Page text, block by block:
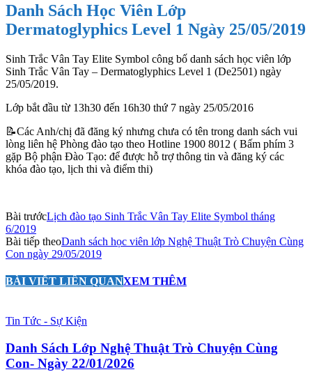
Danh Sách Học Viên Lớp
Dermatoglyphics Level 1 Ngày 25/05/2019
Sinh Trắc Vân Tay Elite Symbol công bố danh sách học viên lớp
Sinh Trắc Vân Tay – Dermatoglyphics Level 1 (De2501) ngày
25/05/2019.
Lớp bắt đầu từ 13h30 đến 16h30 thứ 7 ngày 25/05/2016
📝Các Anh/chị đã đăng ký nhưng chưa có tên trong danh sách vui
lòng liên hệ Phòng đào tạo theo Hotline 1900 8012 ( Bấm phím 3
gặp Bộ phận Đào Tạo: để được hỗ trợ thông tin và đăng ký các
khóa đào tạo, lịch thi và điểm thi)
Bài trướcLịch đào tạo Sinh Trắc Vân Tay Elite Symbol tháng
6/2019
Bài tiếp theoDanh sách học viên lớp Nghệ Thuật Trò Chuyện Cùng
Con ngày 29/05/2019
BÀI VIẾT LIÊN QUANXEM THÊM
Tin Tức - Sự Kiện
Danh Sách Lớp Nghệ Thuật Trò Chuyện Cùng
Con- Ngày 22/01/2026